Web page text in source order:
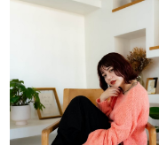
採用情報
ブログ
クーポン
Q&A